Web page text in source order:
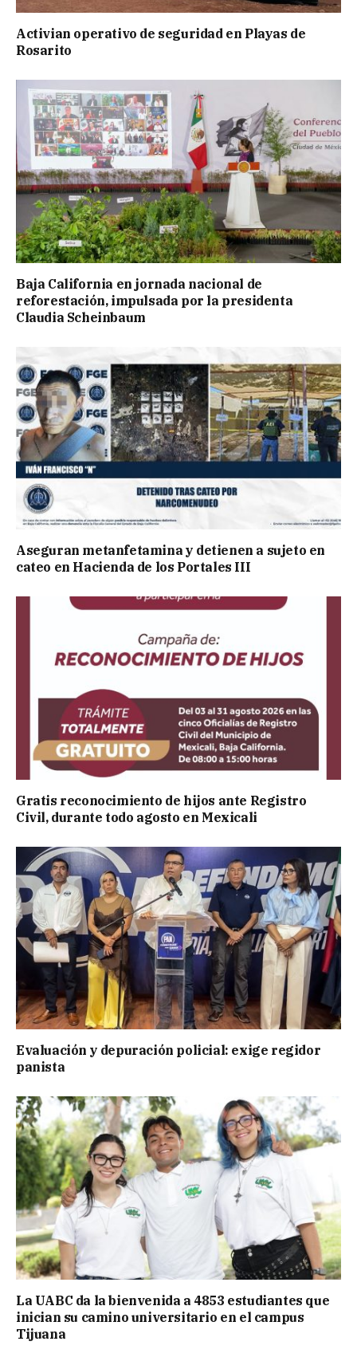
Activian operativo de seguridad en Playas de
Rosarito
Baja California en jornada nacional de
reforestación, impulsada por la presidenta
Claudia Scheinbaum
Aseguran metanfetamina y detienen a sujeto en
cateo en Hacienda de los Portales III
Gratis reconocimiento de hijos ante Registro
Civil, durante todo agosto en Mexicali
Evaluación y depuración policial: exige regidor
panista
La UABC da la bienvenida a 4853 estudiantes que
inician su camino universitario en el campus
Tijuana